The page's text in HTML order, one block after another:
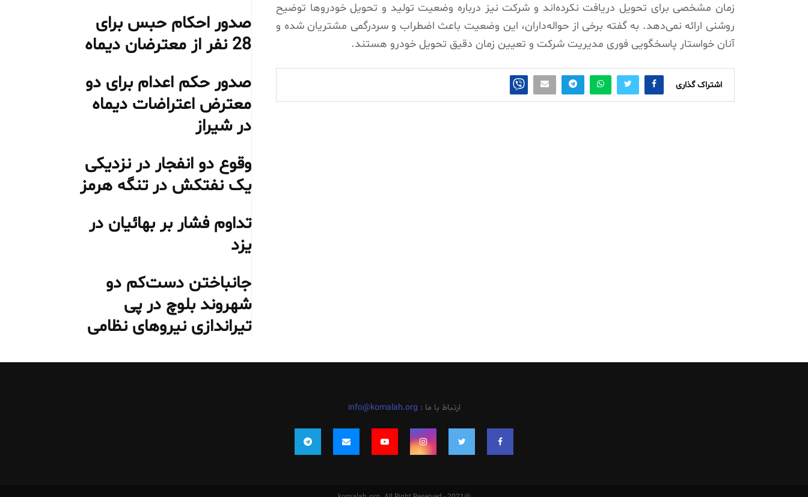
زمان مشخصی برای تحویل دریافت نکرده‌اند و شرکت نیز درباره وضعیت تولید و تحویل خودروها توضیح
روشنی ارائه نمی‌دهد. به گفته برخی از حواله‌داران، این وضعیت باعث اضطراب و سردرگمی مشتریان شده و
آنان خواستار پاسخگویی فوری مدیریت شرکت و تعیین زمان دقیق تحویل خودرو هستند.
اشتراک گذاری
صدور احکام حبس برای
28 نفر از معترضان دیماه
صدور حکم اعدام برای دو
معترض اعتراضات دیماه
در شیراز
وقوع دو انفجار در نزدیکی
یک نفتکش در تنگه هرمز
تداوم فشار بر بهائیان در
یزد
جانباختن دست‌کم دو
شهروند بلوچ در پی
تیراندازی نیروهای نظامی
ارتباط با ما : info@komalah.org